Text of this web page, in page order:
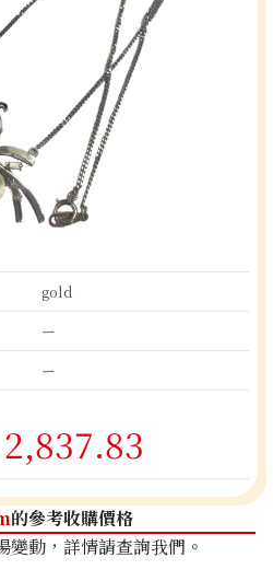
gold
ー
ー
的參考收購價格
動，詳情請查詢我們。